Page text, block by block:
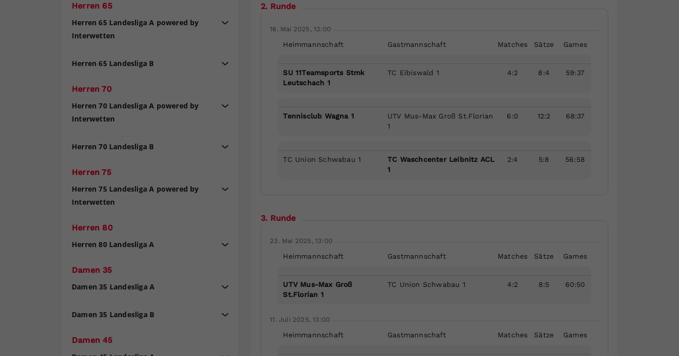
2. Runde
16. Mai 2025, 13:00
Heimmannschaft Gastmannschaft Matches Sätze Games
SU 11Teamsports Stmk
Leutschach 1
TC Eibiswald 1 4:2 8:4 59:37
Tennisclub Wagna 1
UTV Mus-Max Groß St.Florian
1
6:0 12:2 68:37
TC Union Schwabau 1
TC Waschcenter Leibnitz ACL
1
2:4 5:8 56:58
3. Runde
23. Mai 2025, 13:00
Heimmannschaft Gastmannschaft Matches Sätze Games
UTV Mus-Max Groß
St.Florian 1
TC Union Schwabau 1 4:2 8:5 60:50
11. Juli 2025, 13:00
Heimmannschaft Gastmannschaft Matches Sätze Games
Herren 65
Herren 65 Landesliga A powered by
Interwetten
Herren 65 Landesliga B
Herren 70
Herren 70 Landesliga A powered by
Interwetten
Herren 70 Landesliga B
Herren 75
Herren 75 Landesliga A powered by
Interwetten
Herren 80
Herren 80 Landesliga A
Damen 35
Damen 35 Landesliga A
Damen 35 Landesliga B
Damen 45